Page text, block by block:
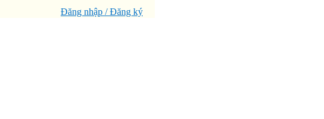
Đăng nhập / Đăng ký